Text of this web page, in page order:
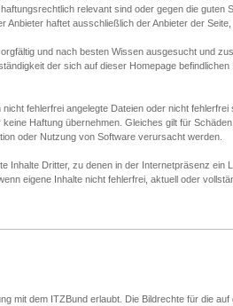
relevant sind oder gegen die guten
haftet ausschließlich der Anbieter der
und nach besten Wissen ausgesucht und
der sich auf dieser Homepage befindlichen
fehlerfrei angelegte Dateien oder nicht
Haftung übernehmen. Gleiches gilt für
oder Nutzung von Software verursacht werden.
Inhalte Dritter, zu denen in der Internetpräsenz ein
eigene Inhalte nicht fehlerfrei, aktuell oder
mit dem ITZBund erlaubt. Die Bildrechte für die auf